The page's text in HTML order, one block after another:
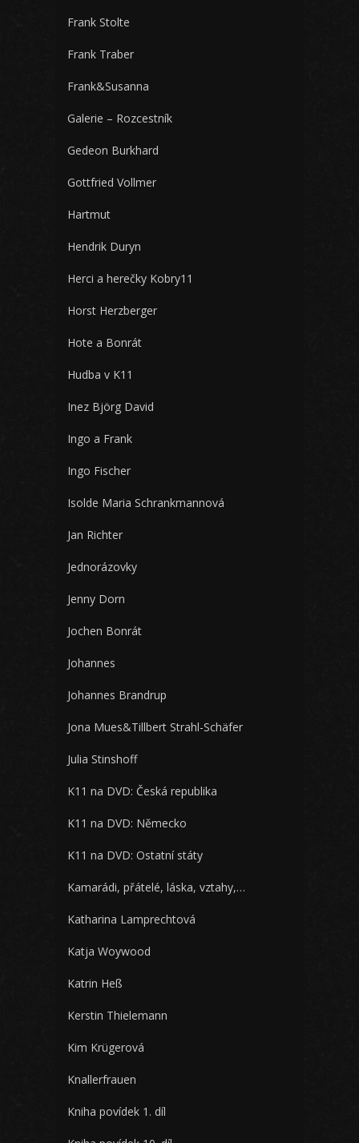
Frank Stolte
Frank Traber
Frank&Susanna
Galerie – Rozcestník
Gedeon Burkhard
Gottfried Vollmer
Hartmut
Hendrik Duryn
Herci a herečky Kobry11
Horst Herzberger
Hote a Bonrát
Hudba v K11
Inez Björg David
Ingo a Frank
Ingo Fischer
Isolde Maria Schrankmannová
Jan Richter
Jednorázovky
Jenny Dorn
Jochen Bonrát
Johannes
Johannes Brandrup
Jona Mues&Tillbert Strahl-Schäfer
Julia Stinshoff
K11 na DVD: Česká republika
K11 na DVD: Německo
K11 na DVD: Ostatní státy
Kamarádi, přátelé, láska, vztahy,…
Katharina Lamprechtová
Katja Woywood
Katrin Heß
Kerstin Thielemann
Kim Krügerová
Knallerfrauen
Kniha povídek 1. díl